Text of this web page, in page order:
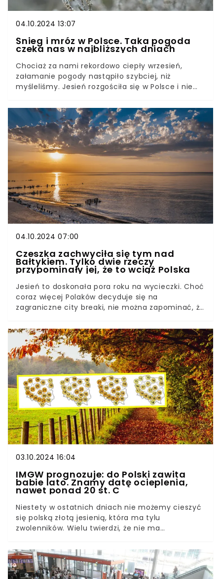
04.10.2024 13:07
Śnieg i mróz w Polsce. Taka pogoda
czeka nas w najbliższych dniach
Chociaż za nami rekordowo ciepły wrzesień,
załamanie pogody nastąpiło szybciej, niż
myśleliśmy. Jesień rozgościła się w Polsce i nie
Jaka pogoda czeka nas w najbliższych dniach?
Będzie mroźnie.
04.10.2024 07:00
Czeszka zachwyciła się tym nad
Bałtykiem. Tylko dwie rzeczy
przypominały jej, że to wciąż Polska
Jesień to doskonała pora roku na wycieczki. Choć
coraz więcej Polaków decyduje się na
zagraniczne city breaki, nie można zapominać, że
naszym kraju. Tym miejscem na północy Polski
zachwyciła się Czeszka.
03.10.2024 16:04
IMGW prognozuje: do Polski zawita
babie lato. Znamy datę ocieplenia,
nawet ponad 20 st. C
Niestety w ostatnich dniach nie możemy cieszyć
się polską złotą jesienią, która ma tylu
zwolenników. Wielu twierdzi, że nie ma
Polsce. IMGW ma dobre wiadomości, ponieważ
ciepła temperatura ponownie zawita do Polski, a
wraz z nią babie lato.